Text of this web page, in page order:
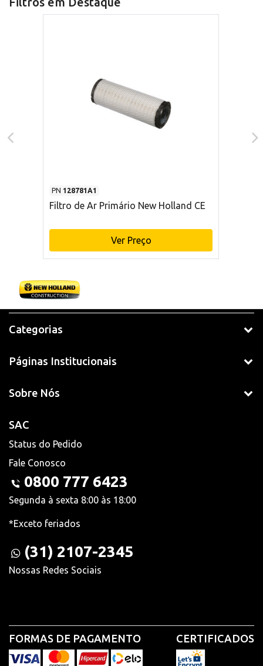
PN 128781A1
Filtro de Ar Primário New Holland CE
Ver Preço
Categorias
Páginas Institucionais
Sobre Nós
SAC
Status do Pedido
Fale Conosco
0800 777 6423
Segunda à sexta 8:00 às 18:00
*Exceto feriados
(31) 2107-2345
Nossas Redes Sociais
FORMAS DE PAGAMENTO CERTIFICADOS